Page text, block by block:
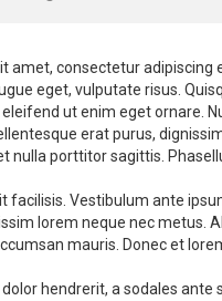
amet, consectetur
eget, vulputate risus.
ut enim eget ornare.
erat purus,
nulla porttitor sagittis.
facilisis. Vestibulum ante
lorem neque nec metus.
mauris. Donec et
hendrerit, a sodales